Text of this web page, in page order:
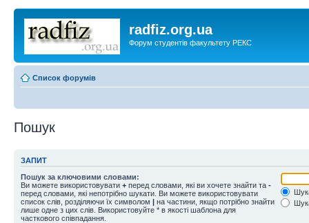
radfiz.org.ua
Форум студентів факультету РЕКС
Список форумів
Пошук
ЗАПИТ
Пошук за ключовими словами:
Ви можете використовувати + перед словами, які ви хочете знайти та -
перед словами, які непотрібно шукати. Ви можете використовувати
список слів, розділяючи їх символом | на частини, якщо потрібно знайти
лише одне з цих слів. Використовуйте * в якості шаблона для
часткового співпадання.